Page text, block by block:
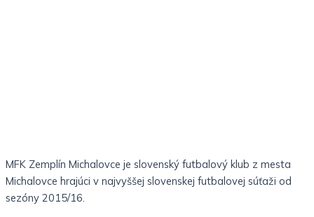
MFK Zemplín Michalovce je slovenský futbalový klub z mesta
Michalovce hrajúci v najvyššej slovenskej futbalovej súťaži od
sezóny 2015/16.